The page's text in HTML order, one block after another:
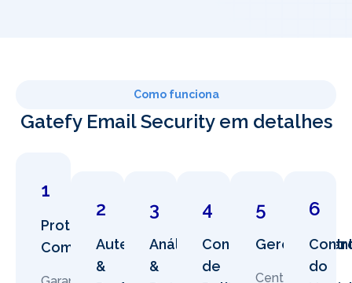
Como funciona
Gatefy Email Security em detalhes
1
Proteção
Completa
2
Autenticação
&
3
Análise
&
4
Controle
de
5
Centralize
6
do